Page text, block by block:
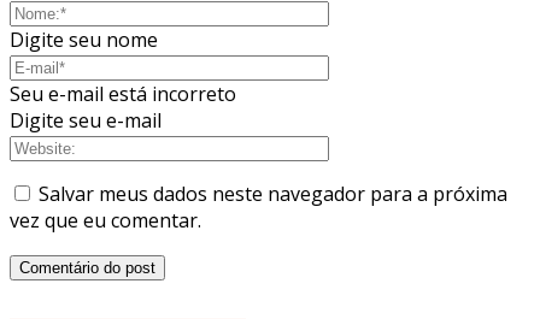
Digite seu nome
Seu e-mail está incorreto
Digite seu e-mail
Salvar meus dados neste navegador para a próxima
vez que eu comentar.